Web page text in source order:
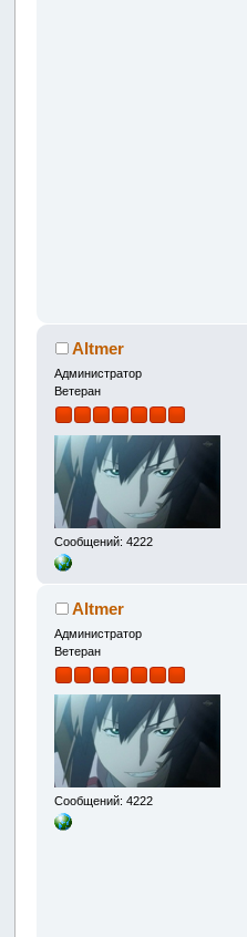
Altmer
Администратор
Ветеран
Сообщений: 4222
Altmer
Администратор
Ветеран
Сообщений: 4222